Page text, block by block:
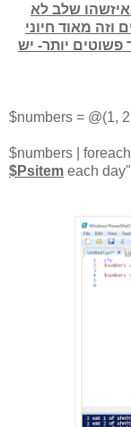
שלב לא
וזה מאוד חיוני
פשוטים יותר- יש
$numbers = @(1,
$numbers |
$Psitem each